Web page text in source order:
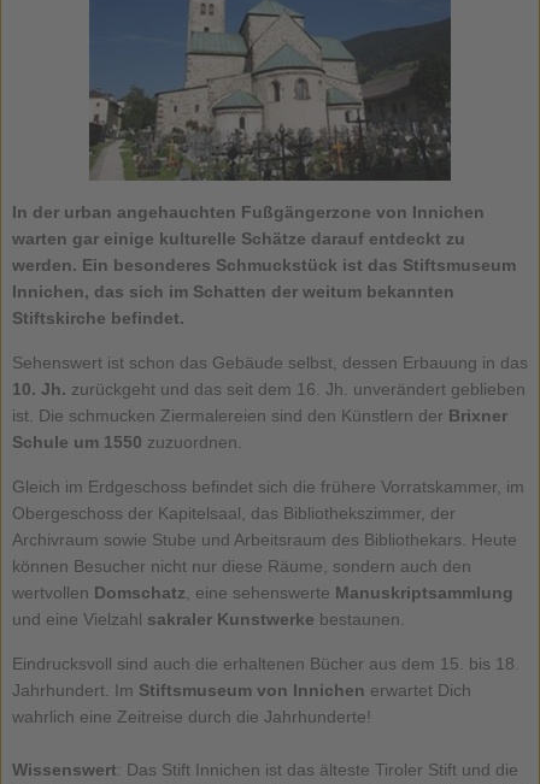
In der urban angehauchten Fußgängerzone von Innichen
warten gar einige kulturelle Schätze darauf entdeckt zu
werden. Ein besonderes Schmuckstück ist das Stiftsmuseum
Innichen, das sich im Schatten der weitum bekannten
Stiftskirche befindet.
Sehenswert ist schon das Gebäude selbst, dessen Erbauung in das
10. Jh. zurückgeht und das seit dem 16. Jh. unverändert geblieben
ist. Die schmucken Ziermalereien sind den Künstlern der Brixner
Schule um 1550 zuzuordnen.
Gleich im Erdgeschoss befindet sich die frühere Vorratskammer, im
Obergeschoss der Kapitelsaal, das Bibliothekszimmer, der
Archivraum sowie Stube und Arbeitsraum des Bibliothekars. Heute
können Besucher nicht nur diese Räume, sondern auch den
wertvollen Domschatz , eine sehenswerte Manuskriptsammlung
und eine Vielzahl sakraler Kunstwerke bestaunen.
Eindrucksvoll sind auch die erhaltenen Bücher aus dem 15. bis 18.
Jahrhundert. Im Stiftsmuseum von Innichen erwartet Dich
wahrlich eine Zeitreise durch die Jahrhunderte!
Wissenswert: Das Stift Innichen ist das älteste Tiroler Stift und die